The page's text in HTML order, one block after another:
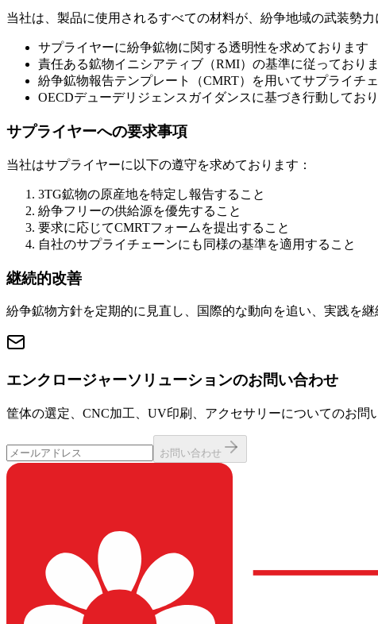
当社は、製品に使用されるすべての材料が、紛争地域の武装勢
サプライヤーに紛争鉱物に関する透明性を求めております
責任ある鉱物イニシアティブ（RMI）の基準に従っており
紛争鉱物報告テンプレート（CMRT）を用いてサプライチ
OECDデューデリジェンスガイダンスに基づき行動してお
サプライヤーへの要求事項
当社はサプライヤーに以下の遵守を求めております：
3TG鉱物の原産地を特定し報告すること
紛争フリーの供給源を優先すること
要求に応じてCMRTフォームを提出すること
自社のサプライチェーンにも同様の基準を適用すること
継続的改善
紛争鉱物方針を定期的に見直し、国際的な動向を追い、実践を
エンクロージャーソリューションのお問い合わせ
筐体の選定、CNC加工、UV印刷、アクセサリーについてのお問
お問い合わせ